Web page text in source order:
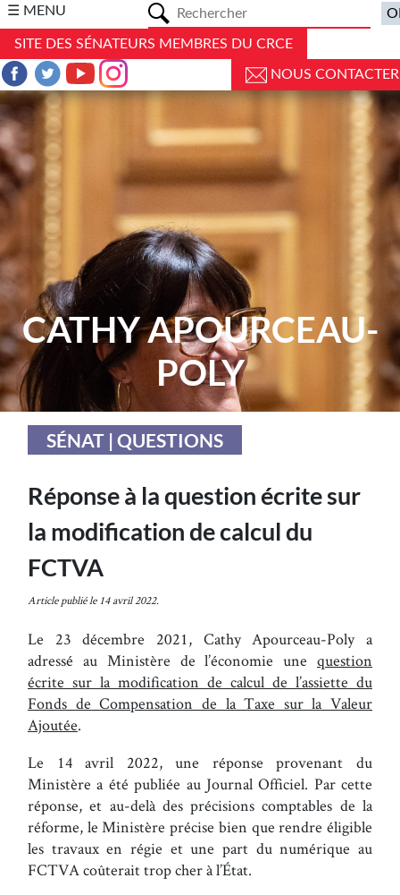
☰ MENU
SITE DES SÉNATEURS MEMBRES DU CRCE
NOUS CONTACTER
CATHY APOURCEAU-
POLY
SÉNAT | QUESTIONS
Réponse à la question écrite sur
la modification de calcul du
FCTVA
Article publié le 14 avril 2022.
Le 23 décembre 2021, Cathy Apourceau-Poly a
adressé au Ministère de l’économie une question
écrite sur la modification de calcul de l’assiette du
Fonds de Compensation de la Taxe sur la Valeur
Ajoutée.
Le 14 avril 2022, une réponse provenant du
Ministère a été publiée au Journal Officiel. Par cette
réponse, et au-delà des précisions comptables de la
réforme, le Ministère précise bien que rendre éligible
les travaux en régie et une part du numérique au
FCTVA coûterait trop cher à l’État.